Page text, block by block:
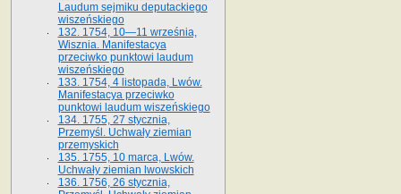
Laudum sejmiku deputackiego
wiszeńskiego
132. 1754, 10—11 września,
Wisznia. Manifestacya
przeciwko punktowi laudum
wiszeńskiego
133. 1754, 4 listopada, Lwów.
Manifestacya przeciwko
punktowi laudum wiszeńskiego
134. 1755, 27 stycznia,
Przemyśl. Uchwały ziemian
przemyskich
135. 1755, 10 marca, Lwów.
Uchwały ziemian lwowskich
136. 1756, 26 stycznia,